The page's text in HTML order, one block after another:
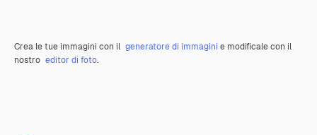
Crea le tue immagini con il generatore di immagini e modificale con il
nostro editor di foto.